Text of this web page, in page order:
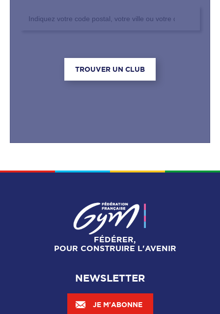
TROUVER UN CLUB
Rechercher un club
FÉDÉRER,
POUR CONSTRUIRE L'AVENIR
NEWSLETTER
JE M'ABONNE